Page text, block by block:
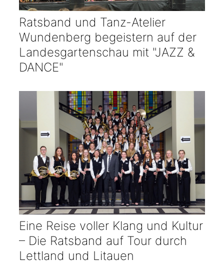
Ratsband und Tanz-Atelier
Wundenberg begeistern auf der
Landesgartenschau mit "JAZZ &
DANCE"
Eine Reise voller Klang und Kultur
– Die Ratsband auf Tour durch
Lettland und Litauen